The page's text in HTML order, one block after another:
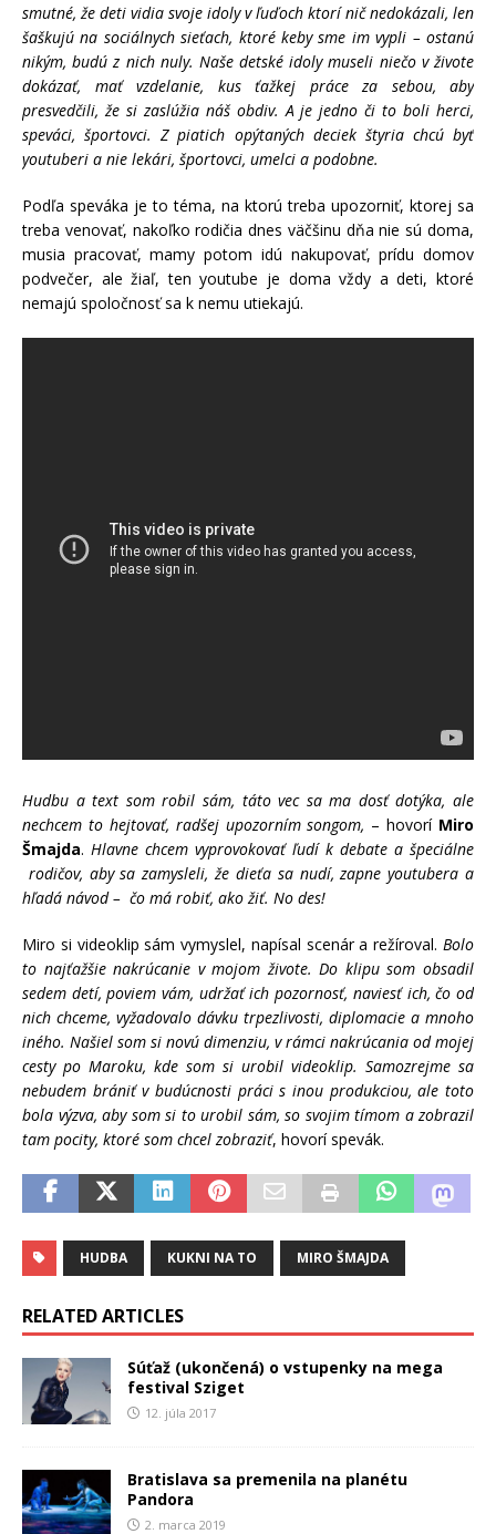
smutné, že deti vidia svoje idoly v ľuďoch ktorí nič nedokázali, len
šaškujú na sociálnych sieťach, ktoré keby sme im vypli – ostanú
nikým, budú z nich nuly. Naše detské idoly museli niečo v živote
dokázať, mať vzdelanie, kus ťažkej práce za sebou, aby
presvedčili, že si zaslúžia náš obdiv. A je jedno či to boli herci,
speváci, športovci. Z piatich opýtaných deciek štyria chcú byť
youtuberi a nie lekári, športovci, umelci a podobne.
Podľa speváka je to téma, na ktorú treba upozorniť, ktorej sa
treba venovať, nakoľko rodičia dnes väčšinu dňa nie sú doma,
musia pracovať, mamy potom idú nakupovať, prídu domov
podvečer, ale žiaľ, ten youtube je doma vždy a deti, ktoré
nemajú spoločnosť sa k nemu utiekajú.
Hudbu a text som robil sám, táto vec sa ma dosť dotýka, ale
nechcem to hejtovať, radšej upozorním songom, – hovorí Miro
Šmajda. Hlavne chcem vyprovokovať ľudí k debate a špeciálne
rodičov, aby sa zamysleli, že dieťa sa nudí, zapne youtubera a
hľadá návod – čo má robiť, ako žiť. No des!
Miro si videoklip sám vymyslel, napísal scenár a režíroval. Bolo
to najťažšie nakrúcanie v mojom živote. Do klipu som obsadil
sedem detí, poviem vám, udržať ich pozornosť, naviesť ich, čo od
nich chceme, vyžadovalo dávku trpezlivosti, diplomacie a mnoho
iného. Našiel som si novú dimenziu, v rámci nakrúcania od mojej
cesty po Maroku, kde som si urobil videoklip. Samozrejme sa
nebudem brániť v budúcnosti práci s inou produkciou, ale toto
bola výzva, aby som si to urobil sám, so svojim tímom a zobrazil
tam pocity, ktoré som chcel zobraziť, hovorí spevák.
HUDBA KUKNI NA TO MIRO ŠMAJDA
RELATED ARTICLES
Súťaž (ukončená) o vstupenky na mega
festival Sziget
12. júla 2017
Bratislava sa premenila na planétu
Pandora
2. marca 2019